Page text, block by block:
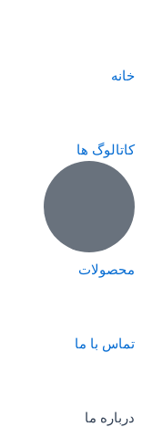
خانه
کاتالوگ ها
محصولات
تماس با ما
درباره ما